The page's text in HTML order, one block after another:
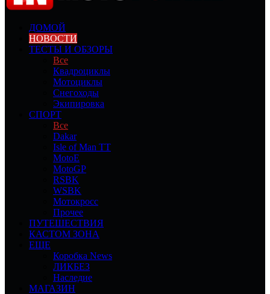
ДОМОЙ
НОВОСТИ
ТЕСТЫ И ОБЗОРЫ
Все
Квадроциклы
Мотоциклы
Снегоходы
Экипировка
СПОРТ
Все
Dakar
Isle of Man TT
MotoE
MotoGP
RSBK
WSBK
Мотокросс
Прочее
ПУТЕШЕСТВИЯ
КАСТОМ ЗОНА
ЕЩЕ
Коробка News
ЛИКБЕЗ
Наследие
МАГАЗИН